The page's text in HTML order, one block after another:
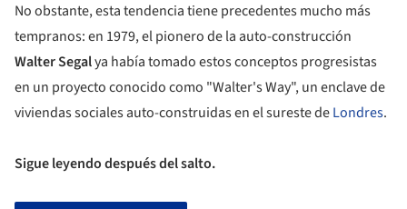
No obstante, esta tendencia tiene precedentes mucho más
tempranos: en 1979, el pionero de la auto-construcción
Walter Segalya había tomado estos conceptos progresistas
en un proyecto conocido como "Walter's Way", un enclave de
viviendas sociales auto-construidas en el sureste deLondres.
Sigue leyendo después del salto.